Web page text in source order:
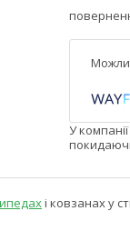
У
і ковзанах у